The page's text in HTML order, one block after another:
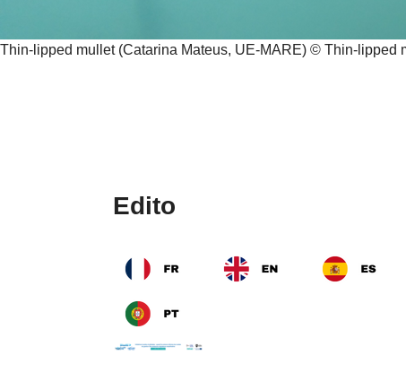
Thin-lipped mullet (Catarina Mateus, UE-MARE) © Thin-lipped
Edito